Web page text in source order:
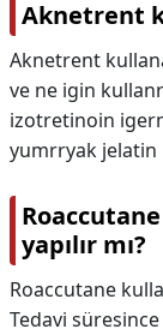
Aknetrent
Aknetrent
ve ne igin
izotretinoin
yumrryak jelatin
yapılır mı?
Roaccutane
Tedavi